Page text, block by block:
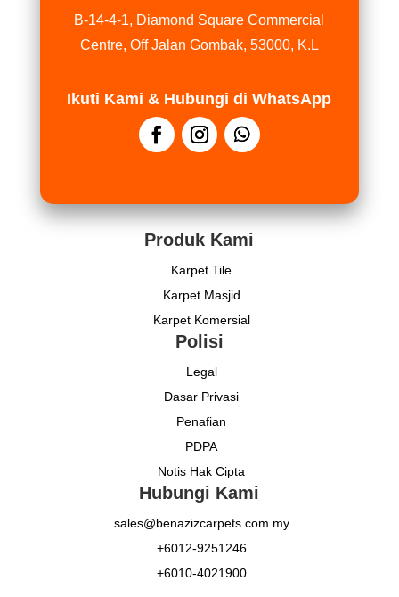
B-14-4-1, Diamond Square Commercial
Centre, Off Jalan Gombak, 53000, K.L
Ikuti Kami & Hubungi di WhatsApp
Produk Kami
Karpet Tile
Karpet Masjid
Karpet Komersial
Polisi
Legal
Dasar Privasi
Penafian
PDPA
Notis Hak Cipta
Hubungi Kami
sales@benazizcarpets.com.my
+6012-9251246
+6010-4021900